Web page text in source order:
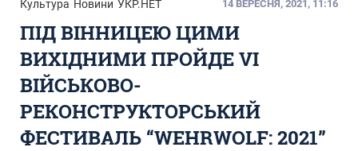
Культура Новини УКР.НЕТ 14 ВЕРЕСНЯ, 2021, 11:16
ПІД ВІННИЦЕЮ ЦИМИ
ВИХІДНИМИ ПРОЙДЕ VI
ВІЙСЬКОВО-
РЕКОНСТРУКТОРСЬКИЙ
ФЕСТИВАЛЬ “WEHRWOLF: 2021”